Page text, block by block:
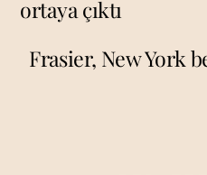
ortaya çıktı
Frasier, New York